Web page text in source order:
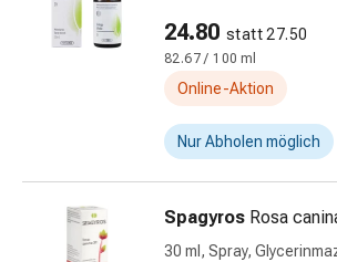
Wechseljahre
Scheideninfektion
Vaginalgesundheit
Mineralstoffe
Kombipräparate
24.80 statt 27.50
82.67 / 100 ml
Online-Aktion
Nur Abholen möglich
Spagyros Rosa
30 ml, Spray,